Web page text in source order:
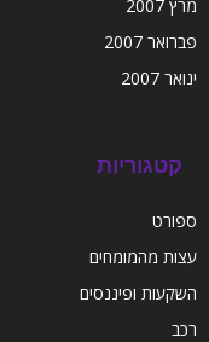
מרץ 2007
פברואר 2007
ינואר 2007
קטגוריות
ספורט
עצות מהמומחים
השקעות ופיננסים
רכב